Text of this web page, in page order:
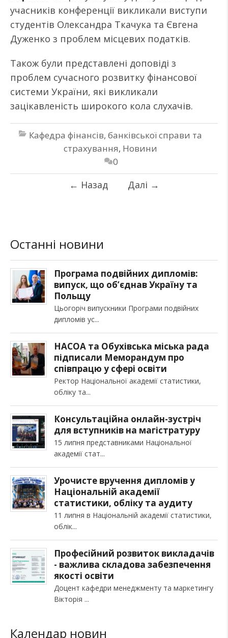
учасників конференції викликали виступи
студентів Олександра Ткачука та Євгена
Дуженко з проблем місцевих податків.
Також були представлені доповіді з
проблем сучасного розвитку фінансової
системи України, які викликали
зацікавленість широкого кола слухачів.
Кафедра фінансів, банківської справи та
страхування, Новини
0
← Назад Далі →
Останні новини
Програма подвійних дипломів:
випуск, що об’єднав Україну та
Польщу
Цьогоріч випускники Програми подвійних
дипломів ус
НАСОА та Обухівська міська рада
підписали Меморандум про
співпрацю у сфері освіти
Ректор Національної академії статистики,
обліку та
Консультаційна онлайн-зустріч
для вступників на магістратуру
15 липня представниками Національної
академії стат
Урочисте вручення дипломів у
Національній академії
статистики, обліку та аудиту
11 липня в Національній академії статистики,
облік
Професійний розвиток викладачів
- важлива складова забезпечення
якості освіти
Доцент кафедри менеджменту та маркетингу
Вікторія
Календар новин